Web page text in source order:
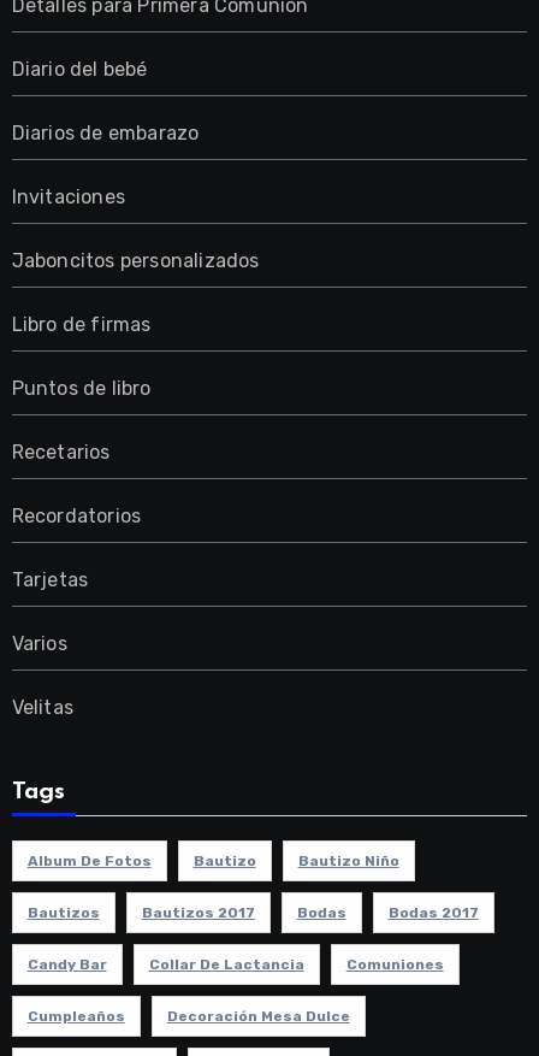
Detalles para Primera Comunión
Diario del bebé
Diarios de embarazo
Invitaciones
Jaboncitos personalizados
Libro de firmas
Puntos de libro
Recetarios
Recordatorios
Tarjetas
Varios
Velitas
Tags
Album De Fotos Bautizo Bautizo Niño
Bautizos Bautizos 2017 Bodas Bodas 2017
Candy Bar Collar De Lactancia Comuniones
Cumpleaños Decoración Mesa Dulce